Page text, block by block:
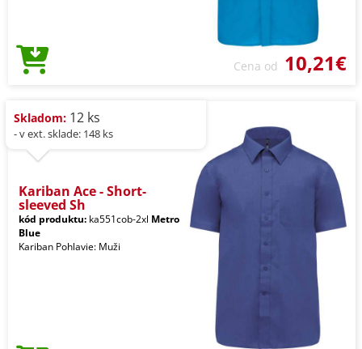
Cena od 10,21€
Skladom: 12 ks
- v ext. sklade: 148 ks
Kariban Ace - Short-
sleeved Sh
kód produktu: ka551cob-2xl Metro
Blue
Kariban Pohlavie: Muži